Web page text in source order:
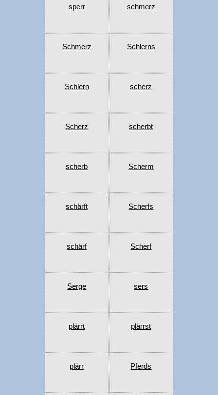
sperr schmerz
Schmerz Schlerns
Schlern scherz
Scherz scherbt
scherb Scherm
schärft Scherfs
schärf Scherf
Serge sers
plärrt plärrst
plärr Pferds